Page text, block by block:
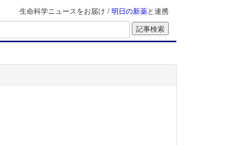
生命科学ニュースをお届け / 明日の新薬と連携